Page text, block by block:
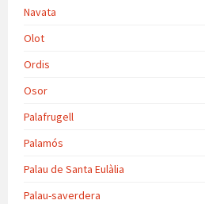
Navata
Olot
Ordis
Osor
Palafrugell
Palamós
Palau de Santa Eulàlia
Palau-saverdera